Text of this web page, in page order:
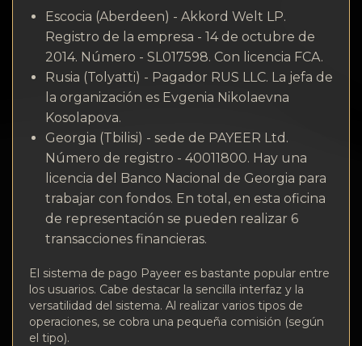
Contactos
Wiki
FAQ
Reputación
Mapa del sitio
Escocia (Aberdeen) - Akkord Welt LP.
Registro de la empresa - 14 de octubre de
2014. Número - SL017598. Con licencia FCA.
Rusia (Tolyatti) - Pagador RUS LLC. La jefa de
la organización es Evgenia Nikolaevna
Kosolapova.
Georgia (Tbilisi) - sede de PAYEER Ltd.
Número de registro - 40011800. Hay una
licencia del Banco Nacional de Georgia para
trabajar con fondos. En total, en esta oficina
de representación se pueden realizar 6
transacciones financieras.
El sistema de pago Payeer es bastante popular entre
los usuarios. Cabe destacar la sencilla interfaz y la
versatilidad del sistema. Al realizar varios tipos de
operaciones, se cobra una pequeña comisión (según
el tipo).